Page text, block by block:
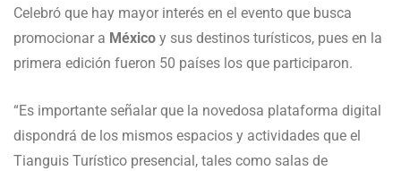
Celebró que hay mayor interés en el evento que busca
promocionar a México y sus destinos turísticos, pues en la
primera edición fueron 50 países los que participaron.
“Es importante señalar que la novedosa plataforma digital
dispondrá de los mismos espacios y actividades que el
Tianguis Turístico presencial, tales como salas de